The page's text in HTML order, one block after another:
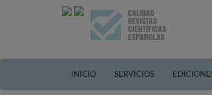
INICIO SERVICIOS